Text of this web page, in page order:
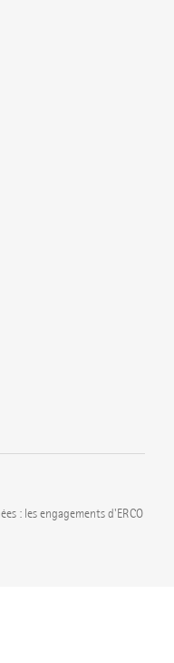
: les engagements d'ERCO